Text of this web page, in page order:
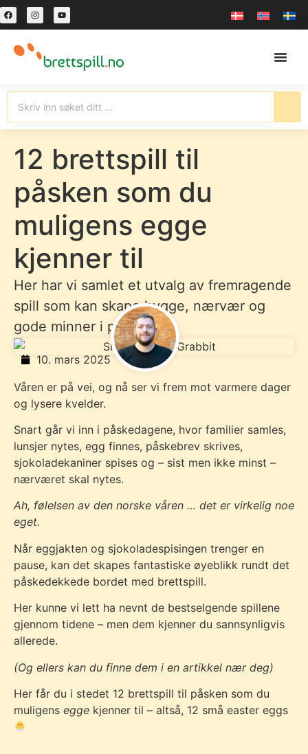
12 brettspill til
påsken som du
muligens egge
kjenner til
Her har vi samlet et utvalg av fremragende
spill som kan skape hygge, nærvær og
gode minner i påsken.
10. mars 2025
Våren er på vei, og nå ser vi frem mot varmere dager
og lysere kvelder.
Snart går vi inn i påskedagene, hvor familier samles,
lunsjer nytes, egg finnes, påskebrev skrives,
sjokoladekaniner spises og – sist men ikke minst –
nærværet skal nytes.
Ah, følelsen av den norske våren … det er virkelig noe
eget.
Når eggjakten og sjokoladespisingen trenger en
pause, kan det skapes fantastiske øyeblikk rundt det
påskedekkede bordet med brettspill.
Her kunne vi lett ha nevnt de bestselgende spillene
gjennom tidene – men dem kjenner du sannsynligvis
allerede.
(Og ellers kan du finne dem i en artikkel nær deg)
Her får du i stedet 12 brettspill til påsken som du
muligens egge kjenner til – altså, 12 små easter eggs